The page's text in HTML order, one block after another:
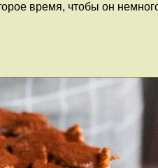
время, чтобы он